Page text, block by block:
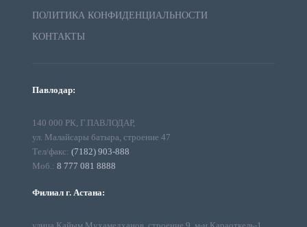
ПОЛИТИКА КОНФИДЕНЦИАЛЬНОСТИ
КОНТАКТЫ
Павлодар:
140 000 РК, Г.ПАВЛОДАР,
ул. Малайсары батыра, строение 47
Тел/факс: (7182) 903-888
Моб.: 8 777 081 8888
Филиал г. Астана: